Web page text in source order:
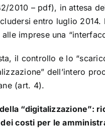
2010 – pdf), in attesa
entro luglio 2014.
imprese una
il controllo e lo
dell’intero
(art. 4).
“digitalizzazione”:
costi per le